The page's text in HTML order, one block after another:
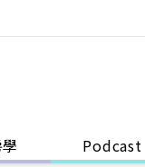
Podcast